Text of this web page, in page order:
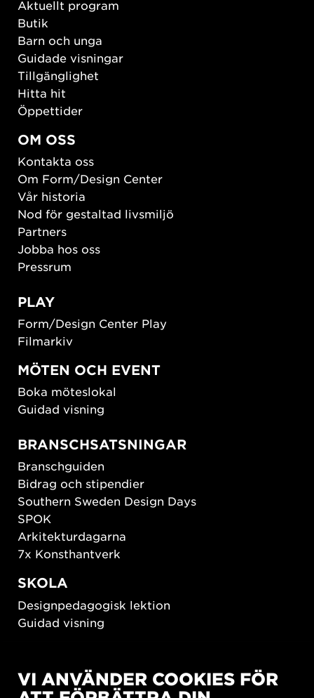
Aktuellt program
Butik
Barn och unga
Guidade visningar
Tillgänglighet
Hitta hit
Öppettider
OM OSS
Kontakta oss
Om Form/Design Center
Vår historia
Nod för gestaltad livsmiljö
Partners
Jobba hos oss
Pressrum
PLAY
Form/Design Center Play
Filmarkiv
MÖTEN OCH EVENT
Boka möteslokal
Guidad visning
BRANSCHSATSNINGAR
Branschguiden
Bidrag och stipendier
Southern Sweden Design Days
SPOK
Arkitekturdagarna
7x Konsthantverk
SKOLA
Designpedagogisk lektion
Guidad visning
New European Bauhaus
VI ANVÄNDER COOKIES FÖR